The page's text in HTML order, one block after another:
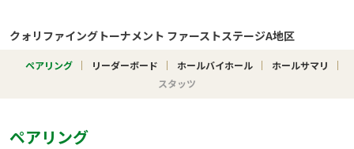
クォリファイングトーナメント ファーストステージA地区
ペアリング リーダーボード ホールバイホール
ホールサマリ
スタッツ
ペアリング